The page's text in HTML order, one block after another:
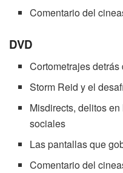
Comentario del
DVD
Cortometrajes detrás
Storm Reid y el
Misdirects, delitos
sociales
Las pantallas que
Comentario del